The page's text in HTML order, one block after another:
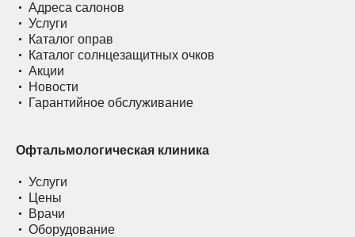
Адреса салонов
Услуги
Каталог оправ
Каталог солнцезащитных очков
Акции
Новости
Гарантийное обслуживание
Офтальмологическая клиника
Услуги
Цены
Врачи
Оборудование